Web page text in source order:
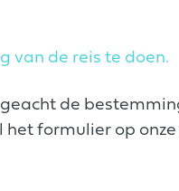
van de reis te doen.
de
het formulier op